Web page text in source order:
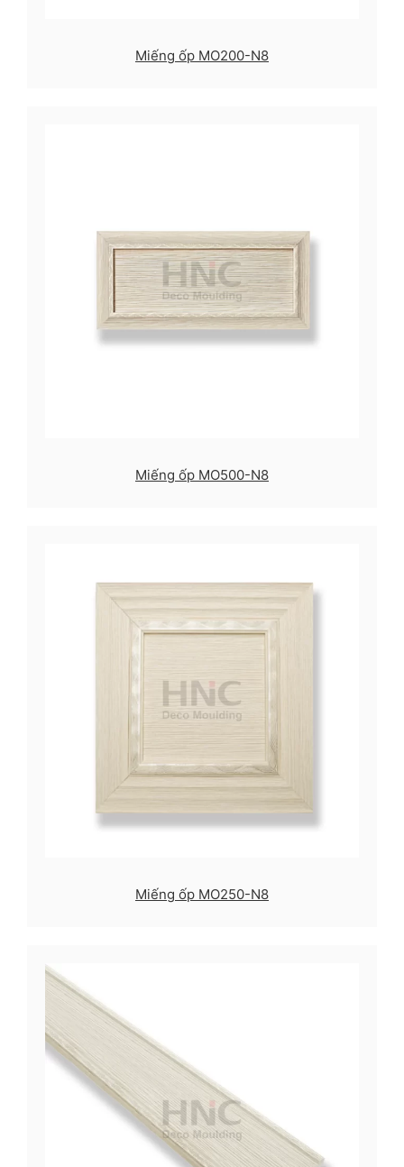
Miếng ốp MO200-N8
Miếng ốp MO500-N8
Miếng ốp MO250-N8